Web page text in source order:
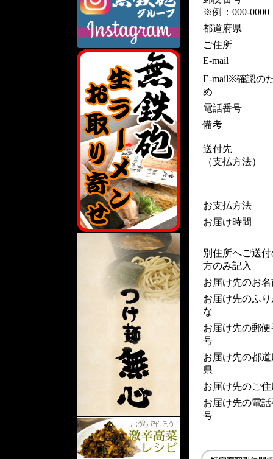
※例：000-0000
都道府県
ご住所
E-mail
E-mail※確認の
め
電話番号
備考
送付先
（支払方法）
お支払方法
お届け時間
別住所へご送
方のみ記入
お届け先のお名
お届け先のふり
な
お届け先の郵便
号
お届け先の都道
県
お届け先のご住
お届け先の電話
号